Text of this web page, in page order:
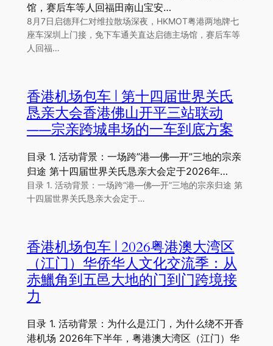
馆，赛后车等人回福田南山宝安…
8月7日启德拜仁对维拉散场深夜，HKMOT粤港两地牌七
座车深圳上门接，免下车通关直达启德主场馆，赛后车等
人回福…
香港机场包车 | 第十四届世界关氏
恳亲大会香港佛山开平三站联动
——宗亲跨城串场的一车到底方案
目录 1. 活动背景：一场跨”港—佛—开”三地的宗亲
归途 第十四届世界关氏恳亲大会定于2026年…
目录 1. 活动背景：一场跨”港—佛—开”三地的宗亲归途 第
十四届世界关氏恳亲大会定于…
香港机场包车 | 2026粤港澳大湾区
（江门）华侨华人文化交流季：从
赤鱲角到五邑大地的门到门跨境接
力
目录 1. 活动背景：为什么是江门，为什么绕不开香
港机场 2026年下半年，粤港澳大湾区（江门）华